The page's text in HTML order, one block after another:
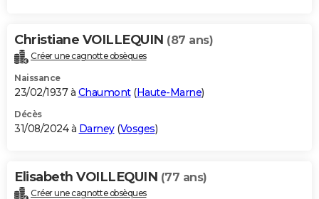
Christiane VOILLEQUIN (87 ans)
Créer une cagnotte obsèques
Naissance
23/02/1937 à Chaumont(Haute-Marne)
Décès
31/08/2024 à Darney(Vosges)
Elisabeth VOILLEQUIN (77 ans)
Créer une cagnotte obsèques